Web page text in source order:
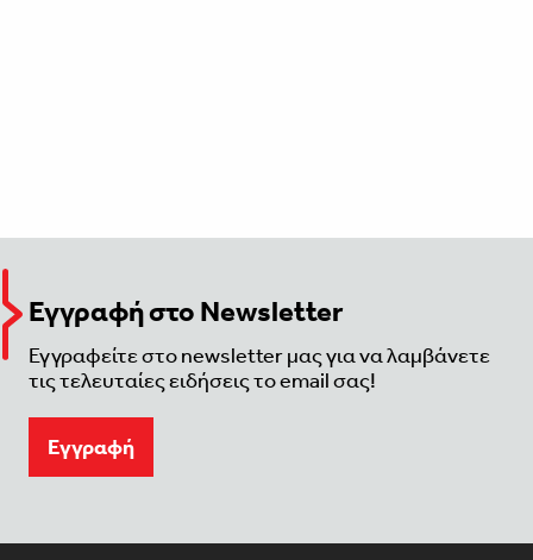
Εγγραφή στο Newsletter
Εγγραφείτε στο newsletter μας για να λαμβάνετε
τις τελευταίες ειδήσεις το email σας!
Eγγραφή